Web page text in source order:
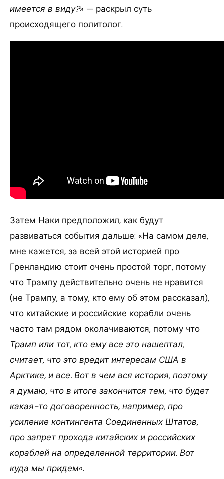
имеется в виду?» — раскрыл суть
происходящего политолог.
Затем Наки предположил, как будут
развиваться события дальше: «На самом деле,
мне кажется, за всей этой историей про
Гренландию стоит очень простой торг, потому
что Трампу действительно очень не нравится
(не Трампу, а тому, кто ему об этом рассказал),
что китайские и российские корабли очень
часто там рядом околачиваются, потому что
Трамп или тот, кто ему все это нашептал,
считает, что это вредит интересам США в
Арктике, и все. Вот в чем вся история, поэтому
я думаю, что в итоге закончится тем, что будет
какая-то договоренность, например, про
усиление контингента Соединенных Штатов,
про запрет прохода китайских и российских
кораблей на определенной территории. Вот
куда мы придем«.